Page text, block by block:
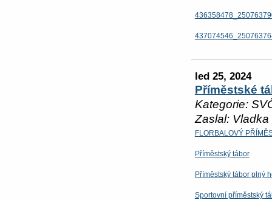
led 25, 2024
Příměstské
Kategorie:
Zaslal: Vladka
FLORBALOVÝ
Příměstský tábor
Příměstský tábor plný
Sportovní příměstský